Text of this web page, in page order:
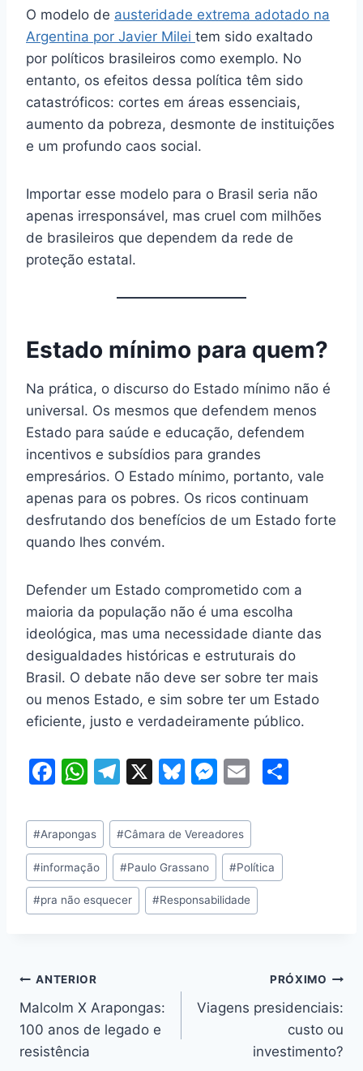
O modelo de austeridade extrema adotado na
Argentina por Javier Milei tem sido exaltado
por políticos brasileiros como exemplo. No
entanto, os efeitos dessa política têm sido
catastróficos: cortes em áreas essenciais,
aumento da pobreza, desmonte de instituições
e um profundo caos social.
Importar esse modelo para o Brasil seria não
apenas irresponsável, mas cruel com milhões
de brasileiros que dependem da rede de
proteção estatal.
Estado mínimo para quem?
Na prática, o discurso do Estado mínimo não é
universal. Os mesmos que defendem menos
Estado para saúde e educação, defendem
incentivos e subsídios para grandes
empresários. O Estado mínimo, portanto, vale
apenas para os pobres. Os ricos continuam
desfrutando dos benefícios de um Estado forte
quando lhes convém.
Defender um Estado comprometido com a
maioria da população não é uma escolha
ideológica, mas uma necessidade diante das
desigualdades históricas e estruturais do
Brasil. O debate não deve ser sobre ter mais
ou menos Estado, e sim sobre ter um Estado
eficiente, justo e verdadeiramente público.
F
c
e
b
o
W
at
s
A
p
T
e
gr
a
m
X
Bl
e
s
k
y
M
s
s
e
n
E
ai
l
Tags
do
Post:
#Arapongas #Câmara de Vereadores
#informação #Paulo Grassano #Política
#pra não esquecer #Responsabilidade
Navegação
de
Post
ANTERIOR
Malcolm X Arapongas:
100 anos de legado e
resistência
PRÓXIMO
Viagens presidenciais:
custo ou
investimento?